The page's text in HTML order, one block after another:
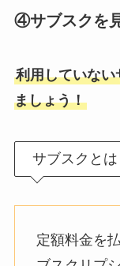
④サブスクを
利用していな
ましょう！
サブスクとは
定額料金を